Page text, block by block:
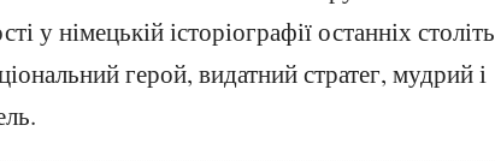
у німецькій історіографії останніх століть
герой, видатний стратег, мудрий і